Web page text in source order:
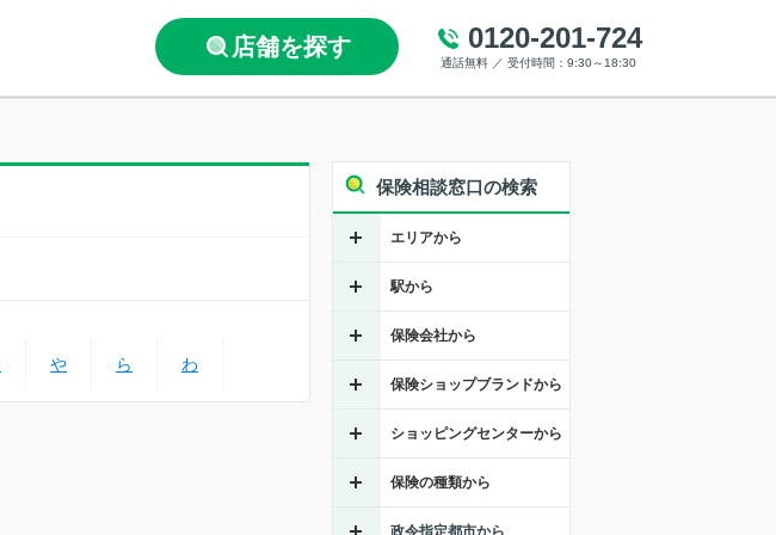
店舗を探す 0120-201-724
通話無料 ／ 受付時間：9:30～18:30
や ら わ
保険相談窓口の検索
エリアから
駅から
保険会社から
保険ショップブランドから
ショッピングセンターから
保険の種類から
政令指定都市から